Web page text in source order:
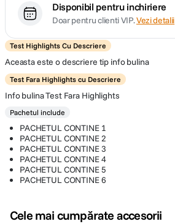
Disponibil pentru inchiriere
Doar pentru clienti VIP.Vezi detalii
Test Highlights Cu Descriere
Aceasta este o descriere tip info bulina
Test Fara Highlights cu Descriere
Info bulina Test Fara Highlights
Pachetul include
PACHETUL CONTINE 1
PACHETUL CONTINE 2
PACHETUL CONTINE 3
PACHETUL CONTINE 4
PACHETUL CONTINE 5
PACHETUL CONTINE 6
Cele mai cumpărate accesorii